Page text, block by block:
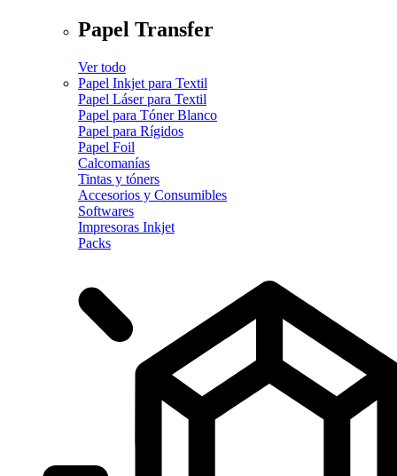
Papel Transfer
Ver todo
Papel Inkjet para Textil
Papel Láser para Textil
Papel para Tóner Blanco
Papel para Rígidos
Papel Foil
Calcomanías
Tintas y tóners
Accesorios y Consumibles
Softwares
Impresoras Inkjet
Packs